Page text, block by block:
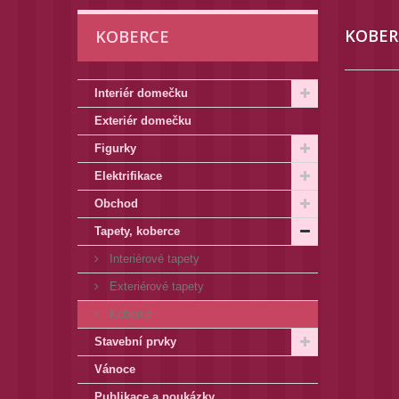
KOBERCE
Interiér domečku
Exteriér domečku
Figurky
Elektrifikace
Obchod
Tapety, koberce
Interiérové tapety
Exteriérové tapety
Koberce
Stavební prvky
Vánoce